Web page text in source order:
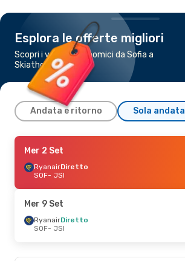
Esplora le offerte migliori
Scopri i voli più economici da Sofia a
Skiathos
Andata e ritorno Sola andata
Mer 26 Ago
RyanairDiretto
SOF- JSI
JSI- SOF
Mer 2 Set
RyanairDiretto
SOF- JSI
Mer 9 Set
RyanairDiretto
SOF- JSI